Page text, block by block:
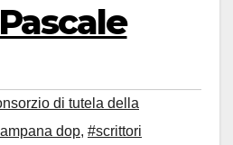
di tutela della
dop, #scrittori